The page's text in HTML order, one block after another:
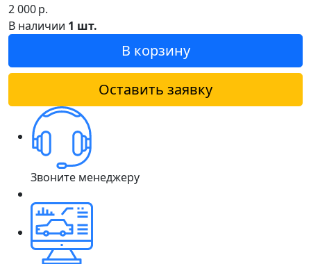
2 000р.
В наличии 1 шт.
В корзину
Оставить заявку
Звоните менеджеру